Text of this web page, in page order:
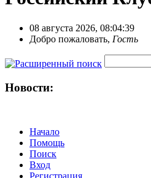
08 августа 2026, 08:04:39
Добро пожаловать, Гость
Новости:
Начало
Помощь
Поиск
Вход